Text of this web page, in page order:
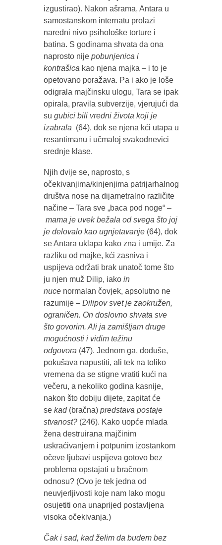
izgustirao). Nakon ašrama, Antara u
samostanskom internatu prolazi
naredni nivo psihološke torture i
batina. S godinama shvata da ona
naprosto nije pobunjenica i
kontrašicakao njena majka – i to je
opetovano poražava. Pa i ako je loše
odigrala majčinsku ulogu, Tara se ipak
opirala, pravila subverzije, vjerujući da
su gubici bili vredni života koji je
izabrala(64), dok se njena kći utapa u
resantimanu i učmaloj svakodnevici
srednje klase.
Njih dvije se, naprosto, s
očekivanjima/kinjenjima patrijarhalnog
društva nose na dijametralno različite
načine – Tara sve „baca pod noge“ –
mama je uvek bežala od svega što joj
je delovalo kao ugnjetavanje(64), dok
se Antara uklapa kako zna i umije. Za
razliku od majke, kći zasniva i
uspijeva održati brak unatoč tome što
ju njen muž Dilip, iako in
nuce normalan čovjek, apsolutno ne
razumije – Dilipov svet je zaokružen,
ograničen. On doslovno shvata sve
što govorim. Ali ja zamišljam druge
mogućnosti i vidim težinu
odgovora(47). Jednom ga, doduše,
pokušava napustiti, ali tek na toliko
vremena da se stigne vratiti kući na
večeru, a nekoliko godina kasnije,
nakon što dobiju dijete, zapitat će
se kad (bračna)predstava postaje
stvanost? (246). Kako uopće mlada
žena destruirana majčinim
uskraćivanjem i potpunim izostankom
očeve ljubavi uspijeva gotovo bez
problema opstajati u bračnom
odnosu? (Ovo je tek jedna od
neuvjerljivosti koje nam lako mogu
osujetiti ona unaprijed postavljena
visoka očekivanja.)
Čak i sad, kad želim da budem bez